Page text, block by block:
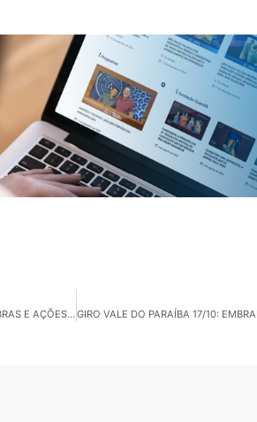
GIRO LITORAL NORTE 17/10: 28 PRAIAS IMPRÓPRIAS PARA BANHO, EVENTOS, OBRAS E AÇÕES SOCIAIS